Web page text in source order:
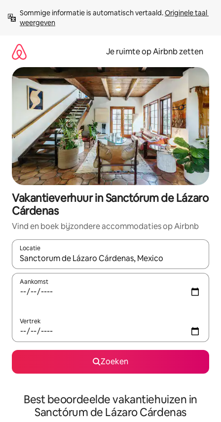
direct
naar
Sommige informatie is automatisch vertaald. Originele taal
weergeven
Je ruimte op Airbnb zetten
Vakantieverhuur in Sanctórum de Lázaro
Cárdenas
Vind en boek bijzondere accommodaties op Airbnb
Locatie
Wanneer er suggesties beschikbaar zijn, maak je een keuze
Aankomst
Vertrek
Zoeken
Best beoordeelde vakantiehuizen in
Sanctórum de Lázaro Cárdenas